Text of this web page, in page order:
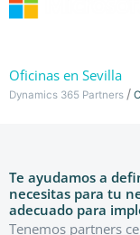
Oficinas en Sevilla
Dynamics 365 Partners /
Te ayudamos a
necesitas para tu
adecuado para
Tenemos partners